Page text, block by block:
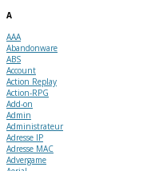
A
AAA
Abandonware
ABS
Account
Action Replay
Action-RPG
Add-on
Admin
Administrateur
Adresse IP
Adresse MAC
Advergame